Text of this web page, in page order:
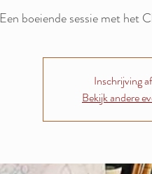
Een boeiende sessie met het
Inschrijving
Bekijk andere